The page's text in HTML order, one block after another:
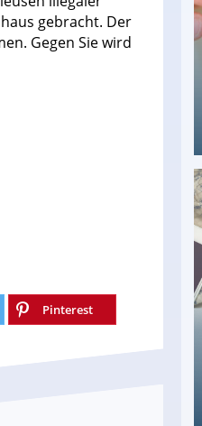
gebracht. Der
Gegen Sie wird
Pinterest
PC: Die besten